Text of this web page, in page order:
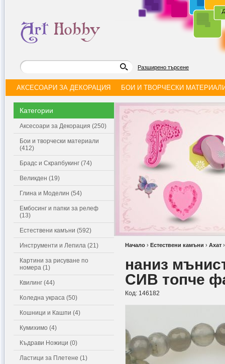
|
Разширено търсене
АКСЕСОАРИ ЗА ДЕКОРАЦИЯ БОИ И ТВОРЧЕСКИ
Категории
Аксесоари за Декорация (250)
Бои и творчески материали
(412)
Брадс и Скрапбукинг (74)
Великден (19)
Глина и Моделин (54)
Ембосинг и папки за релеф
(13)
Естествени камъни (592)
Инструменти и Лепила (21)
Картини за рисуване по
номера (1)
Квилинг (44)
Коледна украса (50)
Кошници и Кашпи (4)
Кумихимо (4)
Къдрави Ножици (0)
Ластици за Плетене (1)
Начало › Естествени камъни › Ахат
наниз
СИВ топче
Код: 146182